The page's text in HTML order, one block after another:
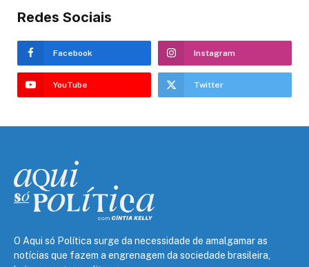
Redes Sociais
Facebook Instagram
YouTube Twitter
O Aqui só Política surge da necessidade de amalgamar as
notícias que fazem a engrenagem da sociedade brasileira,